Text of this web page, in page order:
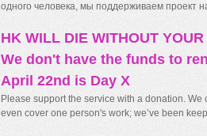
одного человека, мы поддерживаем проект
HK WILL DIE WITHOUT
We don't have the funds to
April 22nd is Day X
Please support the service with a donation.
even cover one person's work; we’ve been